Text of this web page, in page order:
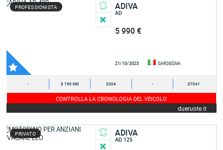
PROFESSIONISTA ADIVA
AD
5 990 €
21/10/2023 SARDEGNA
- 5 190 KM 2004 - 07041
CONTROLLA LA CRONOLOGIA DEL VEICOLO
dueruote.it
PRIVATO ADIVA
AD 125